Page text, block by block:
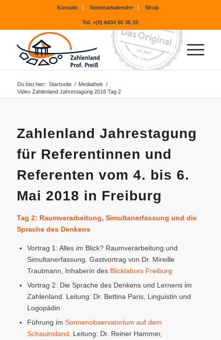
Kontakt Seminarkalender Shop
Tel. +(0) 6434 90 36 33
Du bist hier: Startseite / Mediathek /
Video Zahlenland Jahrestagung 2018 Tag 2
Zahlenland Jahrestagung
für Referentinnen und
Referenten vom 4. bis 6.
Mai 2018 in Freiburg
Tag 2: Raumverarbeitung, Simultanerfassung und die
Sprache des Denkens
Vortrag 1: Alles im Blick? Raumverarbeitung und
Simultanerfassung. Gastvortrag von Dr. Mireille
Trautmann, Inhaberin des Blicklabors Freiburg
Vortrag 2: Die Sprache des Denkens und Lernens im
Zahlenland. Leitung: Dr. Bettina Paris, Linguistin und
Logopädin
Führung im Sonnenobservatorium auf dem
Schauinsland . Leitung: Dr. Reiner Hammer,